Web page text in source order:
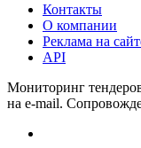
Контакты
О компании
Реклама на
API
Мониторинг
на e-mail.